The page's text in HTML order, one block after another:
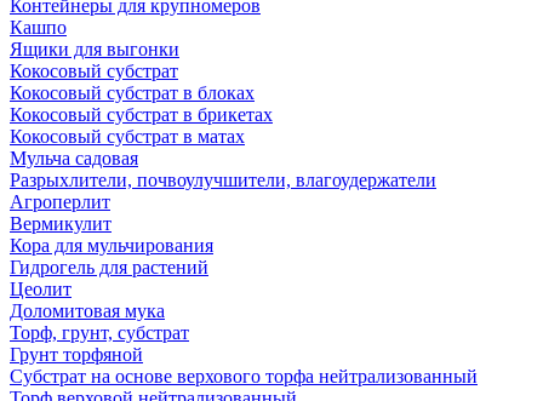
Контейнеры для крупномеров
Кашпо
Ящики для выгонки
Кокосовый субстрат
Кокосовый субстрат в блоках
Кокосовый субстрат в брикетах
Кокосовый субстрат в матах
Мульча садовая
Разрыхлители, почвоулучшители, влагоудержатели
Агроперлит
Вермикулит
Кора для мульчирования
Гидрогель для растений
Цеолит
Доломитовая мука
Торф, грунт, субстрат
Грунт торфяной
Субстрат на основе верхового торфа нейтрализованный